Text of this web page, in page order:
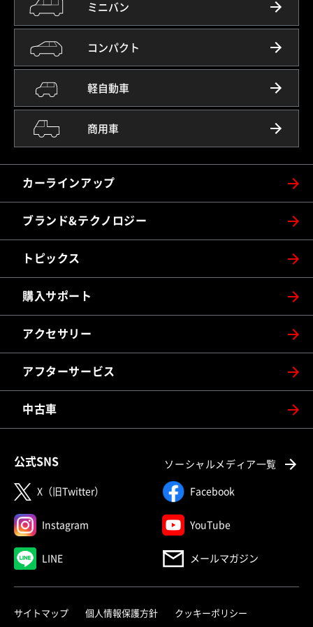
カーラインアップ
ミニバン
コンパクト
軽自動車
商用車
ブランド&テクノロジー
トピックス
購入サポート
アクセサリー
アフターサービス
中古車
公式SNS ソーシャルメディア一覧
X（旧Twitter） Facebook
Instagram YouTube
LINE メールマガジン
サイトマップ 個人情報保護方針 クッキーポリシー